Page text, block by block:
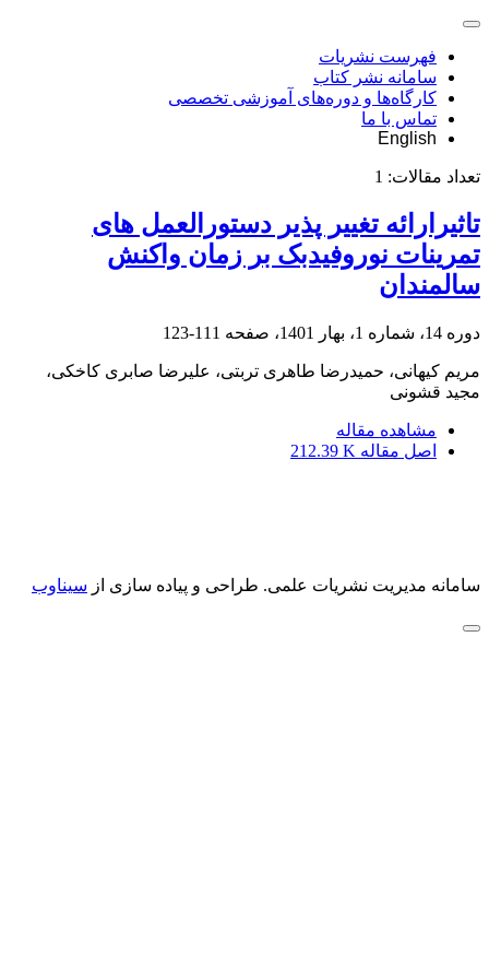
فهرست نشریات
سامانه نشر کتاب
کارگاه‌ها و دوره‌های آموزشی تخصصی
تماس با ما
English
تعداد مقالات: 1
تاثیرارائه تغییر پذیر دستورالعمل های
تمرینات نوروفیدبک بر زمان واکنش
سالمندان
دوره 14، شماره 1، بهار 1401، صفحه 111-123
مریم کیهانی، حمیدرضا طاهری تربتی، علیرضا صابری کاخکی،
مجید قشونی
مشاهده مقاله
اصل مقاله 212.39 K
سامانه مدیریت نشریات علمی. طراحی و پیاده سازی از سیناوب